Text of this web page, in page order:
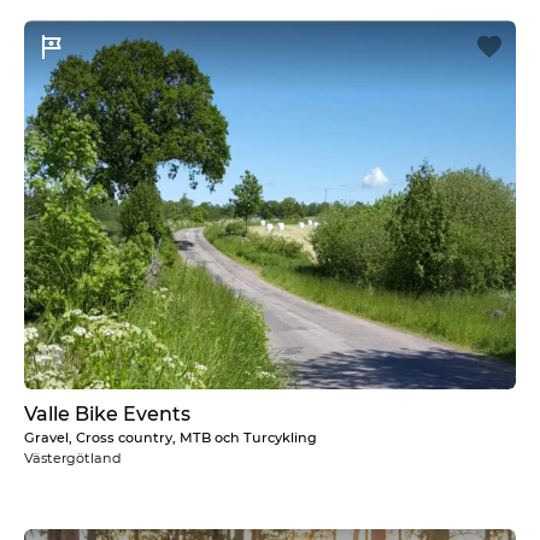
r
k
e
N
o
r
r
b
o
t
t
e
n
N
o
r
r
l
Valle Bike Events
Gravel, Cross country, MTB och Turcykling
Västergötland